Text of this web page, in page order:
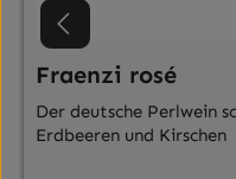
Fraenzi rosé
Der deutsche Perlwein
Erdbeeren und Kirschen